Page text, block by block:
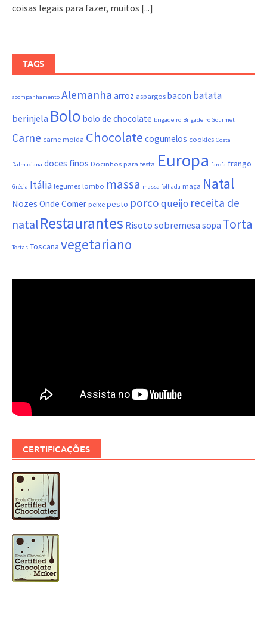
coisas legais para fazer, muitos [...]
TAGS
acompanhamento Alemanha arroz aspargos bacon batata
berinjela Bolo bolo de chocolate brigadeiro Brigadeiro Gourmet
Carne carne moida Chocolate cogumelos cookies Costa
Dalmaciana doces finos Docinhos para festa Europa farofa frango
Grécia Itália legumes lombo massa massa folhada maçã Natal
Nozes Onde Comer peixe pesto porcoqueijo receita de
natal Restaurantes Risoto sobremesa sopa Torta
Tortas Toscana vegetariano
CERTIFICAÇÕES